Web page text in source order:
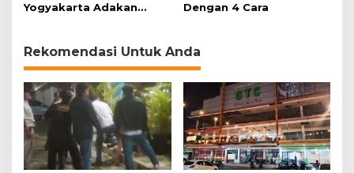
Yogyakarta Adakan
Dengan 4 Cara
Rekomendasi Untuk Anda